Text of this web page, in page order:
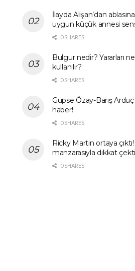
İlayda Alişan’dan
uygun küçük annesi
0 SHARES
Bulgur nedir? Yararları
kullanılır?
0 SHARES
Gupse Özay-Barış
haber!
0 SHARES
Ricky Martin ortaya
manzarasıyla dikkat çekti
0 SHARES